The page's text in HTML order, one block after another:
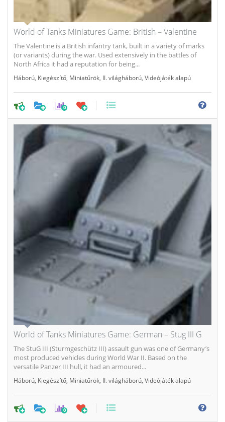
World of Tanks Miniatures Game: British – Valentine
The Valentine is a British infantry tank, built in a variety of marks
(or variants) during the war. Used extensively in the battles of
North Africa it had a reputation for being...
Háború Kiegészítő Miniatűrök II. világháború Videójáték alapú
0
World of Tanks Miniatures Game: German – Stug III G
The StuG III (Sturmgeschütz III) assault gun was one of Germany’s
most produced vehicles during World War II. Based on the
versatile Panzer III hull, it had an armoured...
Háború Kiegészítő Miniatűrök II. világháború Videójáték alapú
0